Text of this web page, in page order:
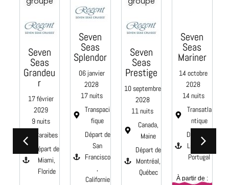
Seven
Seas
Grandeu
r
17 février
2029
9 nuits
Caraibes
Départ de
Miami,
Floride
Seven
Seas
Splendor
06 janvier
2028
17 nuits
Transpaci
fique
Départ de
San
Francisco
Californie
Seven
Seas
Prestige
10 septembre
2028
11 nuits
Canada,
Maine
Départ de
Montréal,
Québec
Seven
Seas
Mariner
14 octobre
2028
14 nuits
Transatla
ntique
Départ de
Lisbonne,
Portugal
À partir de :